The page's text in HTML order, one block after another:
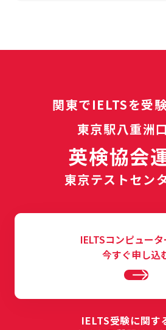
関東でIELTSを受
東京駅八重洲
英検協会
東京テストセン
IELTSコンピュー
今すぐ申し込
IELTS受験に関す